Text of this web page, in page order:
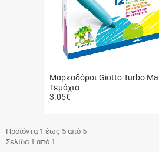
Μαρκαδόροι Giotto Turbo
Τεμάχια
3.05€
Προϊόντα 1 έως 5 από 5
Σελίδα 1 από 1